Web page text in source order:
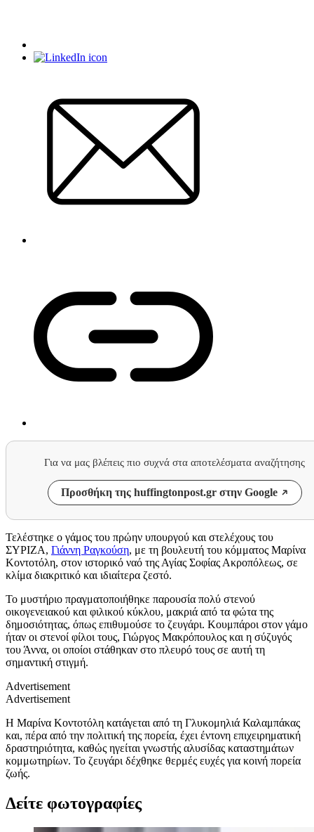
Για να μας βλέπεις πιο συχνά στα αποτελέσματα αναζήτησης
Προσθήκη της huffingtonpost.gr στην Google
Τελέστηκε ο γάμος του πρώην υπουργού και στελέχους του
ΣΥΡΙΖΑ, Γιάννη Ραγκούση, με τη βουλευτή του κόμματος Μαρίνα
Κοντοτόλη, στον ιστορικό ναό της Αγίας Σοφίας Ακροπόλεως, σε
κλίμα διακριτικό και ιδιαίτερα ζεστό.
Το μυστήριο πραγματοποιήθηκε παρουσία πολύ στενού
οικογενειακού και φιλικού κύκλου, μακριά από τα φώτα της
δημοσιότητας, όπως επιθυμούσε το ζευγάρι. Κουμπάροι στον γάμο
ήταν οι στενοί φίλοι τους, Γιώργος Μακρόπουλος και η σύζυγός
του Άννα, οι οποίοι στάθηκαν στο πλευρό τους σε αυτή τη
σημαντική στιγμή.
Advertisement
Advertisement
Η Μαρίνα Κοντοτόλη κατάγεται από τη Γλυκομηλιά Καλαμπάκας
και, πέρα από την πολιτική της πορεία, έχει έντονη επιχειρηματική
δραστηριότητα, καθώς ηγείται γνωστής αλυσίδας καταστημάτων
κομμωτηρίων. Το ζευγάρι δέχθηκε θερμές ευχές για κοινή πορεία
ζωής.
Δείτε φωτογραφίες